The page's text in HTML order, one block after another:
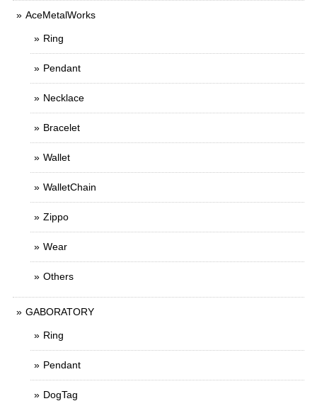
AceMetalWorks
Ring
Pendant
Necklace
Bracelet
Wallet
WalletChain
Zippo
Wear
Others
GABORATORY
Ring
Pendant
DogTag